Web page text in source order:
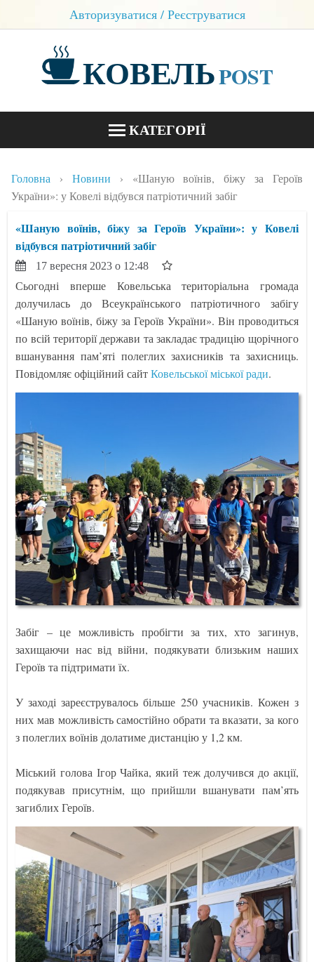
Авторизуватися / Реєструватися
КОВЕЛЬPOST
КАТЕГОРІЇ
БЛОГИ
КОНТАКТИ
Головна Новини
«Шаную воїнів, біжу за Героїв
України»: у Ковелі відбувся патріотичний забіг
«Шаную воїнів, біжу за Героїв України»: у Ковелі
відбувся патріотичний забіг
17 вересня 2023 о 12:48
Сьогодні вперше Ковельська територіальна громада
долучилась до Всеукраїнського патріотичного забігу
«Шаную воїнів, біжу за Героїв України». Він проводиться
по всій території держави та закладає традицію щорічного
вшанування пам’яті полеглих захисників та захисниць.
Повідомляє офіційний сайтКовельської міської ради.
Забіг – це можливість пробігти за тих, хто загинув,
захищаючи нас від війни, подякувати близьким наших
Героїв та підтримати їх.
У заході зареєструвалось більше 250 учасників. Кожен з
них мав можливість самостійно обрати та вказати, за кого
з полеглих воїнів долатиме дистанцію у 1,2 км.
Міський голова Ігор Чайка, який теж долучився до акції,
подякував присутнім, що прийшли вшанувати пам’ять
загиблих Героїв.